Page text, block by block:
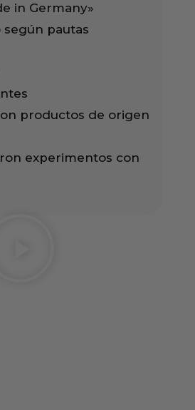
in Germany»
según pautas
productos de origen
experimentos con